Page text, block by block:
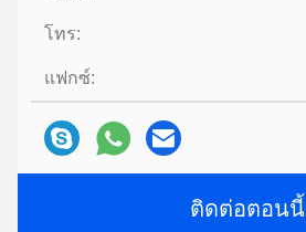
โทร:
แฟกซ์:
ติดต่อตอนนี้